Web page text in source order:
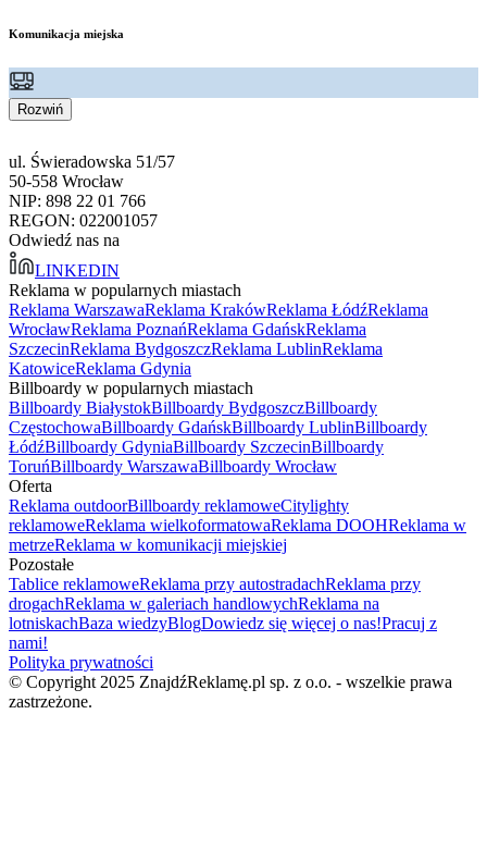
Komunikacja miejska
Rozwiń
ul. Świeradowska 51/57
50-558 Wrocław
NIP: 898 22 01 766
REGON: 022001057
Odwiedź nas na
LINKEDIN
Reklama w popularnych miastach
Reklama WarszawaReklama KrakówReklama ŁódźReklama
WrocławReklama PoznańReklama GdańskReklama
SzczecinReklama BydgoszczReklama LublinReklama
KatowiceReklama Gdynia
Billboardy w popularnych miastach
Billboardy BiałystokBillboardy BydgoszczBillboardy
CzęstochowaBillboardy GdańskBillboardy LublinBillboardy
ŁódźBillboardy GdyniaBillboardy SzczecinBillboardy
ToruńBillboardy WarszawaBillboardy Wrocław
Oferta
Reklama outdoorBillboardy reklamoweCitylighty
reklamoweReklama wielkoformatowaReklama DOOHReklama w
metrzeReklama w komunikacji miejskiej
Pozostałe
Tablice reklamoweReklama przy autostradachReklama przy
drogachReklama w galeriach handlowychReklama na
lotniskachBaza wiedzyBlogDowiedz się więcej o nas!Pracuj z
nami!
Polityka prywatności
© Copyright 2025 ZnajdźReklamę.pl sp. z o.o. - wszelkie prawa
zastrzeżone.